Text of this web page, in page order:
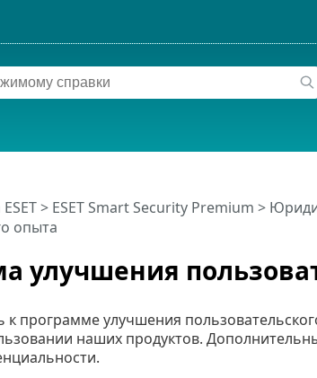
улучшения
> ESET Smart Security Premium >
опыта
программе улучшения
наших продуктов.